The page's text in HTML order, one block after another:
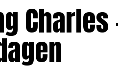
Charles